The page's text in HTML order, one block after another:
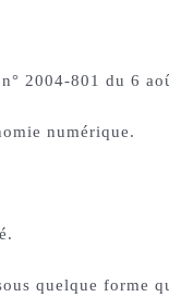
2004-801 du 6
numérique.
quelque forme